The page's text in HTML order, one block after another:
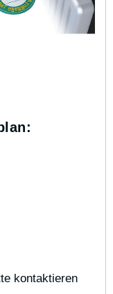
kontaktieren